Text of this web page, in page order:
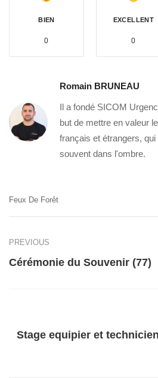
BIEN
0
EXCELLENT
0
Romain BRUNEAU
Il a fondé SICOM
but de mettre en valeur
français et étrangers,
souvent dans l'ombre.
Feux De Forêt
PREVIOUS
Cérémonie du Souvenir (77)
Stage equipier et